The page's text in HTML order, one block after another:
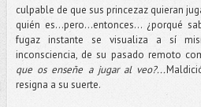
culpable de que sus princezaz quieran
quién es…pero...entonces... ¿porqué
fugaz instante se visualiza a sí
inconsciencia, de su pasado remoto
que os enseñe a jugar al veo?...
resigna a su suerte.